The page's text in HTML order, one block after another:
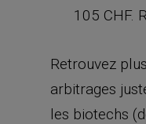
105 CHF.
Retrouvez
arbitrages
les biotechs